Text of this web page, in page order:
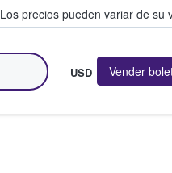
Los precios pueden variar de su
USD Vender